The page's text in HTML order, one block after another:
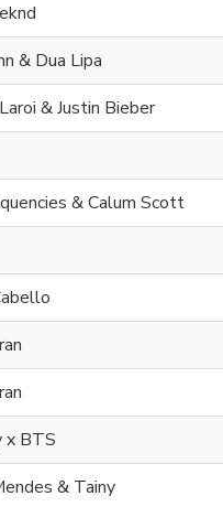
& Dua Lipa
& Justin Bieber
& Calum Scott
x BTS
& Tainy